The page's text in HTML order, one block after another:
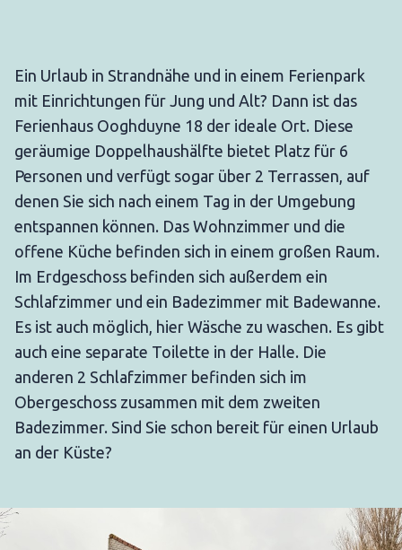
Ein Urlaub in Strandnähe und in einem Ferienpark
mit Einrichtungen für Jung und Alt? Dann ist das
Ferienhaus Ooghduyne 18 der ideale Ort. Diese
geräumige Doppelhaushälfte bietet Platz für 6
Personen und verfügt sogar über 2 Terrassen, auf
denen Sie sich nach einem Tag in der Umgebung
entspannen können. Das Wohnzimmer und die
offene Küche befinden sich in einem großen Raum.
Im Erdgeschoss befinden sich außerdem ein
Schlafzimmer und ein Badezimmer mit Badewanne.
Es ist auch möglich, hier Wäsche zu waschen. Es gibt
auch eine separate Toilette in der Halle. Die
anderen 2 Schlafzimmer befinden sich im
Obergeschoss zusammen mit dem zweiten
Badezimmer. Sind Sie schon bereit für einen Urlaub
an der Küste?